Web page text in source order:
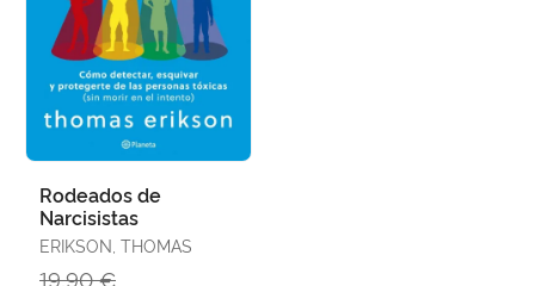
Rodeados de
Narcisistas
ERIKSON, THOMAS
19,90 €